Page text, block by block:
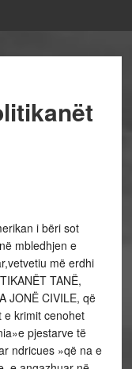
i bëri sot
mbledhjen e
më erdhi
TANË,
JONË CIVILE, që
e krimit cenohet
pjestarve të
ndricues »që na e